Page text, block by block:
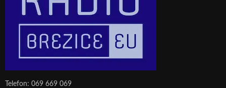
Telefon: 069 669 069